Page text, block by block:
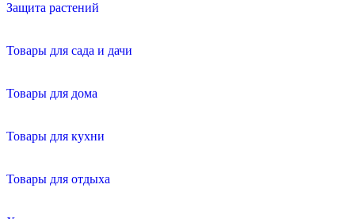
Защита растений
Товары для сада и дачи
Товары для дома
Товары для кухни
Товары для отдыха